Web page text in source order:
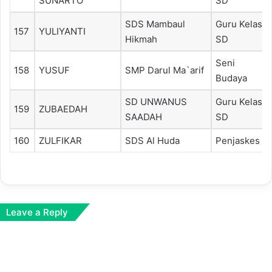
157 YULIYANTI
SDS Mambaul
Hikmah
Guru Kelas
SD
158 YUSUF SMP Darul Ma`arif
Seni
Budaya
159 ZUBAEDAH
SD UNWANUS
SAADAH
Guru Kelas
SD
160 ZULFIKAR SDS Al Huda Penjaskes
Leave a Reply